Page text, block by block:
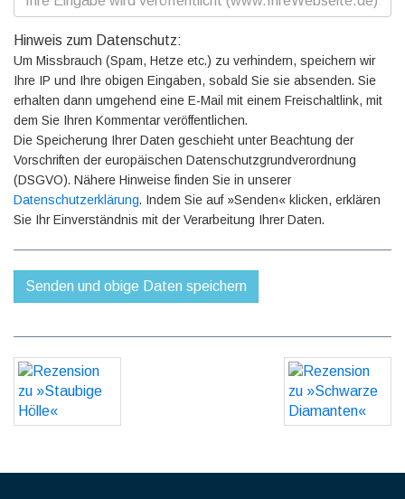
Hinweis zum Datenschutz:
Um Missbrauch (Spam, Hetze etc.) zu verhindern, speichern wir
Ihre IP und Ihre obigen Eingaben, sobald Sie sie absenden. Sie
erhalten dann umgehend eine E-Mail mit einem Freischaltlink, mit
dem Sie Ihren Kommentar veröffentlichen.
Die Speicherung Ihrer Daten geschieht unter Beachtung der
Vorschriften der europäischen Datenschutzgrundverordnung
(DSGVO). Nähere Hinweise finden Sie in unserer
Datenschutzerklärung. Indem Sie auf »Senden« klicken, erklären
Sie Ihr Einverständnis mit der Verarbeitung Ihrer Daten.